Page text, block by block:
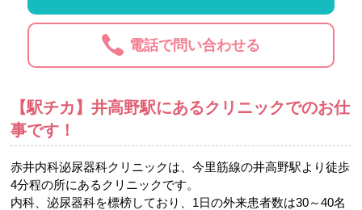
電話で問い合わせる
【駅チカ】井高野駅にあるクリニックでのお仕
事です！
赤井内科泌尿器科クリニックは、今里筋線の井高野駅より徒歩
4分程の所にあるクリニックです。
内科、泌尿器科を標榜しており、1日の外来患者数は30～40名